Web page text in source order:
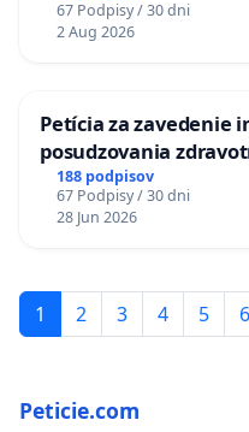
TÝŽDEŇ CIEĽ 8.00 –
KONTROLA STAVBY C-
67 Podpisy / 30 dni
2 Aug 2026
Petícia za zavedenie
posudzovania
diabetom 1. a 2. typu
Policajného zboru SR
188 podpisov
67 Podpisy / 30 dni
28 Jun 2026
1 2 3 4 5 6
Peticie.com